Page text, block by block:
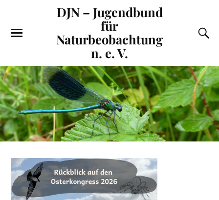
DJN – Jugendbund
für
Naturbeobachtung
n. e. V.